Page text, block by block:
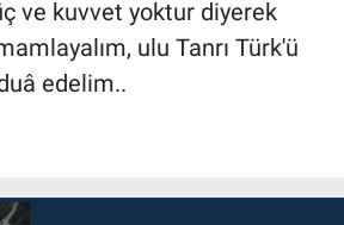
ve kuvvet yoktur diyerek
ulu Tanrı Türk'ü
edelim..